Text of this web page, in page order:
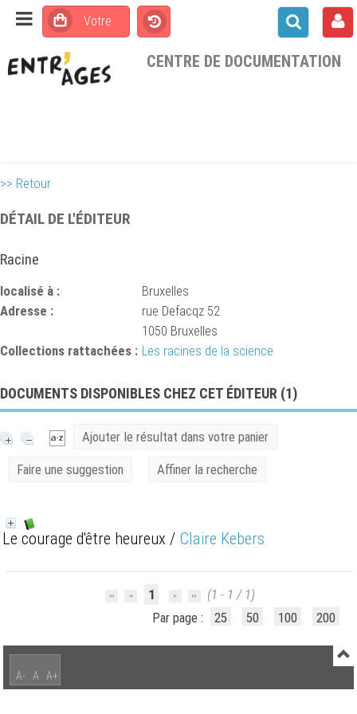
CENTRE DE DOCUMENTATION
>> Retour
DÉTAIL DE L'ÉDITEUR
Racine
localisé à :
Bruxelles
Adresse :
rue Defacqz 52
1050 Bruxelles
Collections rattachées : Les racines de la science
DOCUMENTS DISPONIBLES CHEZ CET ÉDITEUR (1)
Ajouter le résultat dans votre panier
Faire une suggestion Affiner la recherche
Le courage d'être heureux / Claire Kebers
1
(1 - 1 / 1)
Par page :
25 50 100 200
A- A A+